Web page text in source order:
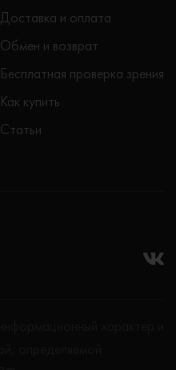
Доставка и оплата
Обмен и возврат
Бесплатная проверка зрения
Как купить
Статьи